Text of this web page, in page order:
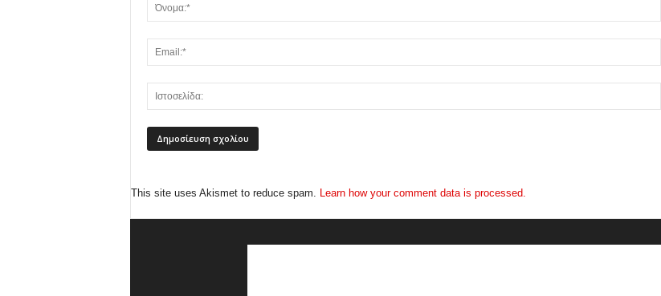
This site uses Akismet to reduce spam. Learn how your comment data is processed.